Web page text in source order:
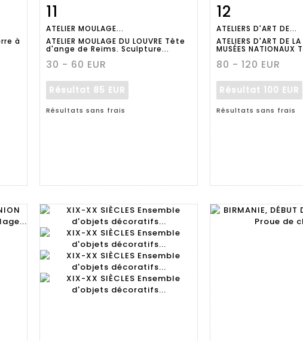
à
11
ATELIER MOULAGE...
ATELIER MOULAGE DU LOUVRE Tête
d'ange de Reims. Sculpture...
30 - 60 EUR
Résultat 85 EUR
Résultats sans frais
détaillée
12
ATELIERS D'ART DE...
ATELIERS D'ART DE LA
MUSÉES NATIONAUX
80 - 120 EUR
Résultat 100 EUR
Résultats sans frais